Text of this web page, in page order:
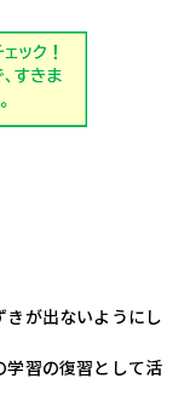
が出ないようにし
学習の復習として活